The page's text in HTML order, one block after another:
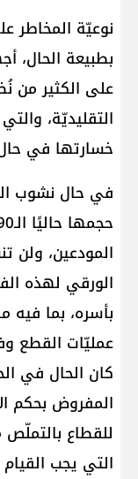
نوعيّة المخاطر
بطبيعة الحال،
على الكثير من
التقليديّة،
خسارتها في
في حال نشوب
المودعين، ولن
الورقي لهذه
بأسره، بما فيه
عمليّات القطع
كان الحال في
المفروض بحكم
للقطاع بالتملّص
التي يجب